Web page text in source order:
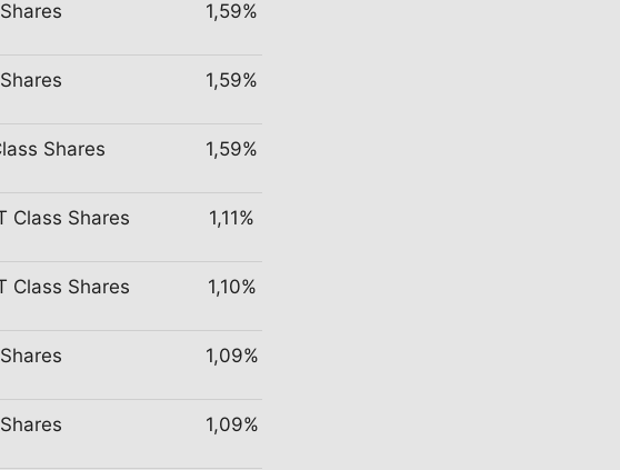
1,59%
1,59%
Shares 1,59%
Class Shares 1,11%
Class Shares 1,10%
1,09%
1,09%